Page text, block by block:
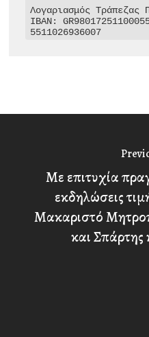
Λογαριασμός
IBAN:
5511026936007
Με επιτυχία
εκδηλώσεις
Μακαριστό
και Σπάρτης